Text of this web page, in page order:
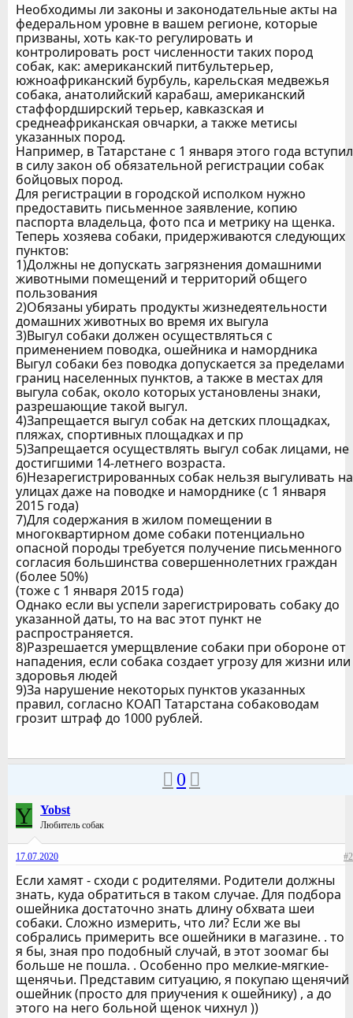
Необходимы ли законы и законодательные акты на
федеральном уровне в вашем регионе, которые
призваны, хоть как-то регулировать и
контролировать рост численности таких пород
собак, как: американский питбультерьер,
южноафриканский бурбуль, карельская медвежья
собака, анатолийский карабаш, американский
стаффордширский терьер, кавказская и
среднеафриканская овчарки, а также метисы
указанных пород.
Например, в Татарстане с 1 января этого года вступил
в силу закон об обязательной регистрации собак
бойцовых пород.
Для регистрации в городской исполком нужно
предоставить письменное заявление, копию
паспорта владельца, фото пса и метрику на щенка.
Теперь хозяева собаки, придерживаются следующих
пунктов:
1)Должны не допускать загрязнения домашними
животными помещений и территорий общего
пользования
2)Обязаны убирать продукты жизнедеятельности
домашних животных во время их выгула
3)Выгул собаки должен осуществляться с
применением поводка, ошейника и намордника
Выгул собаки без поводка допускается за пределами
границ населенных пунктов, а также в местах для
выгула собак, около которых установлены знаки,
разрешающие такой выгул.
4)Запрещается выгул собак на детских площадках,
пляжах, спортивных площадках и пр
5)Запрещается осуществлять выгул собак лицами, не
достигшими 14-летнего возраста.
6)Незарегистрированных собак нельзя выгуливать на
улицах даже на поводке и наморднике (с 1 января
2015 года)
7)Для содержания в жилом помещении в
многоквартирном доме собаки потенциально
опасной породы требуется получение письменного
согласия большинства совершеннолетних граждан
(более 50%)
(тоже с 1 января 2015 года)
Однако если вы успели зарегистрировать собаку до
указанной даты, то на вас этот пункт не
распространяется.
8)Разрешается умерщвление собаки при обороне от
нападения, если собака создает угрозу для жизни или
здоровья людей
9)За нарушение некоторых пунктов указанных
правил, согласно КОАП Татарстана собаководам
грозит штраф до 1000 рублей.
0
Y Yobst
Любитель собак
17.07.2020 #2
Если хамят - сходи с родителями. Родители должны
знать, куда обратиться в таком случае. Для подбора
ошейника достаточно знать длину обхвата шеи
собаки. Сложно измерить, что ли? Если же вы
собрались примерить все ошейники в магазине. . то
я бы, зная про подобный случай, в этот зоомаг бы
больше не пошла. . Особенно про мелкие-мягкие-
щенячьи. Представим ситуацию, я покупаю щенячий
ошейник (просто для приучения к ошейнику) , а до
этого на него больной щенок чихнул ))